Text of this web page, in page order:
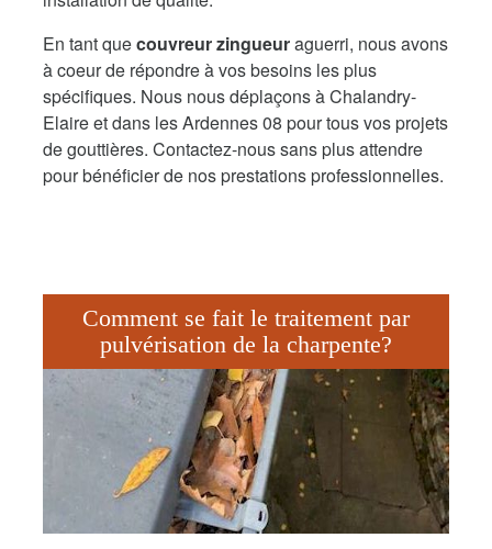
En tant quecouvreur zingueuraguerri, nous avons
à coeur de répondre à vos besoins les plus
spécifiques. Nous nous déplaçons à Chalandry-
Elaire et dans les Ardennes 08 pour tous vos projets
de gouttières. Contactez-nous sans plus attendre
pour bénéficier de nos prestations professionnelles.
Comment se fait le traitement par
pulvérisation de la charpente?